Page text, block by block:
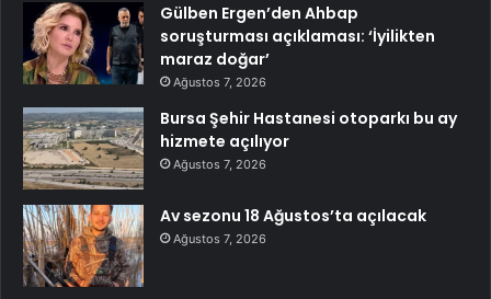
Gülben Ergen’den Ahbap
soruşturması açıklaması: ‘İyilikten
maraz doğar’
Ağustos 7, 2026
Bursa Şehir Hastanesi otoparkı bu ay
hizmete açılıyor
Ağustos 7, 2026
Av sezonu 18 Ağustos’ta açılacak
Ağustos 7, 2026